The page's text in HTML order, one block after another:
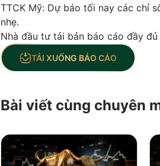
TTCK Mỹ: Dự báo tối nay các chỉ
nhẹ.
Nhà đầu tư tải bản báo cáo đầy
TẢI XUỐNG BÁO CÁO
Bài viết cùng chuyên